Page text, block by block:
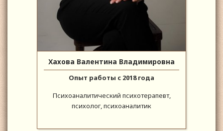
Хахова Валентина Владимировна
Опыт работы с 2018 года
Психоаналитический психотерапевт,
психолог, психоаналитик